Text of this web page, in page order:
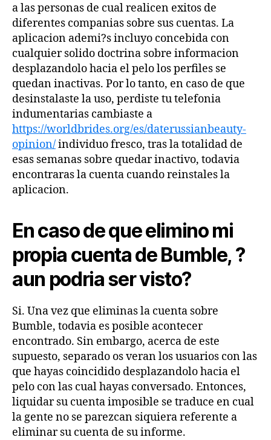
a las personas de cual realicen exitos de
diferentes companias sobre sus cuentas. La
aplicacion ademi?s incluyo concebida con
cualquier solido doctrina sobre informacion
desplazandolo hacia el pelo los perfiles se
quedan inactivas. Por lo tanto, en caso de que
desinstalaste la uso, perdiste tu telefonia
indumentarias cambiaste a
https://worldbrides.org/es/daterussianbeauty-
opinion/individuo fresco, tras la totalidad de
esas semanas sobre quedar inactivo, todavia
encontraras la cuenta cuando reinstales la
aplicacion.
En caso de que elimino mi
propia cuenta de Bumble, ?
aun podria ser visto?
Si. Una vez que eliminas la cuenta sobre
Bumble, todavia es posible acontecer
encontrado. Sin embargo, acerca de este
supuesto, separado os veran los usuarios con las
que hayas coincidido desplazandolo hacia el
pelo con las cual hayas conversado. Entonces,
liquidar su cuenta imposible se traduce en cual
la gente no se parezcan siquiera referente a
eliminar su cuenta de su informe.